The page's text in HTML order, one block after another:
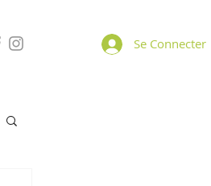
Se Connecter